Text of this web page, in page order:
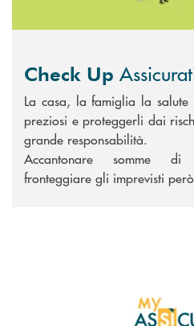
Check Up
La casa, la famiglia la
preziosi e proteggerli dai
grande responsabilità.
Accantonare somme
fronteggiare gli imprevisti